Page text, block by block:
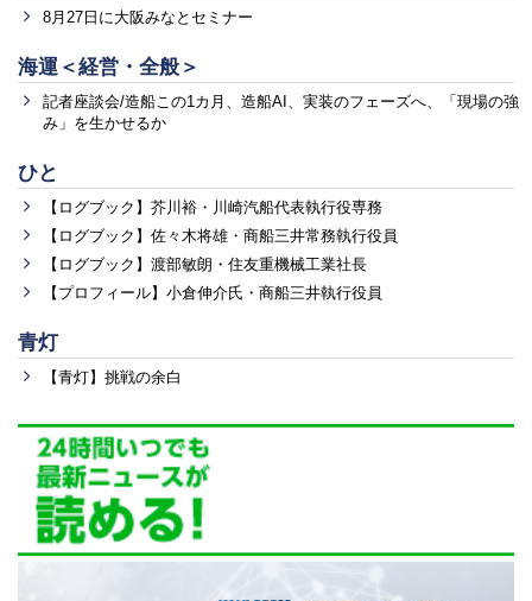
8月27日に大阪みなとセミナー
海運＜経営・全般＞
記者座談会/造船この1カ月、造船AI、実装のフェーズへ、「現場の強
み」を生かせるか
ひと
【ログブック】芥川裕・川崎汽船代表執行役専務
【ログブック】佐々木将雄・商船三井常務執行役員
【ログブック】渡部敏朗・住友重機械工業社長
【プロフィール】小倉伸介氏・商船三井執行役員
青灯
【青灯】挑戦の余白